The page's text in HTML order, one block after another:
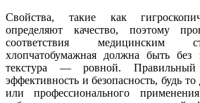
Свойства, такие как
определяют качество, поэтому
соответствия медицинским
хлопчатобумажная должна быть
текстура — ровной. Правильный
эффективность и безопасность, будь
или профессионального